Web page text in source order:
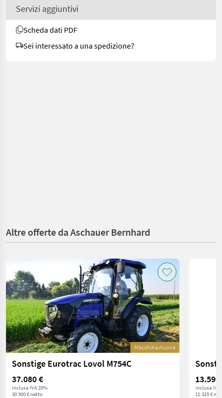
Servizi aggiuntivi
Scheda dati PDF
Sei interessato a una spedizione?
Altre offerte da Aschauer Bernhard
Macchina nuova
Sonstige Eurotrac Lovol M754C
37.080 €
inclusa IVA 20%
30.900 € netto
13.590
inclusa IVA
11.325 €